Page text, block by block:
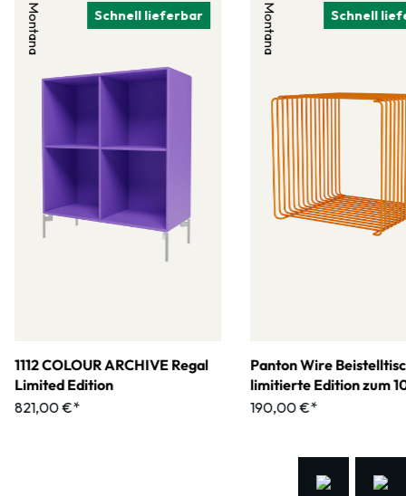
Schnell lieferbar
Montana
1112 COLOUR ARCHIVE Regal
Limited Edition
821,00 €*
Schnell
Montana
Panton Wire
limitierte Edition zum
jährigen Jubiläum
190,00 €*